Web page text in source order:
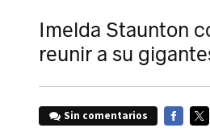
Imelda Staunton
reunir a su
Sin comentarios